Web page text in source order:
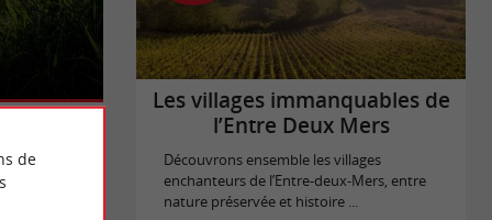
530
et
Les villages immanquables de
l’Entre Deux Mers
Découvrons ensemble les villages
enchanteurs de l’Entre-deux-Mers, entre
nature préservée et histoire ...
de